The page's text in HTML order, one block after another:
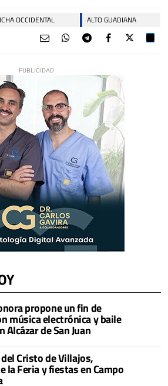
OCCIDENTAL ALTO GUADIANA
propone un fin de
música electrónica y baile
Alcázar de San Juan
Cristo de Villajos,
la Feria y fiestas en Campo